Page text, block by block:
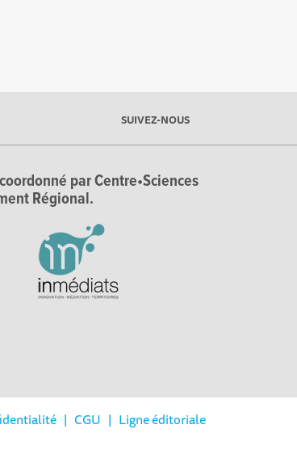
Personnalisez vos préférences pour contrôler
SUIVEZ-NOUS
par Centre•Sciences
Régional.
| CGU | Ligne éditoriale